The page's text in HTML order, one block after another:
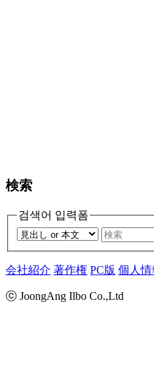
検索
검색어 입력폼
会社紹介 著作権 PC版 個人情
ⓒ JoongAng Ilbo Co.,Ltd